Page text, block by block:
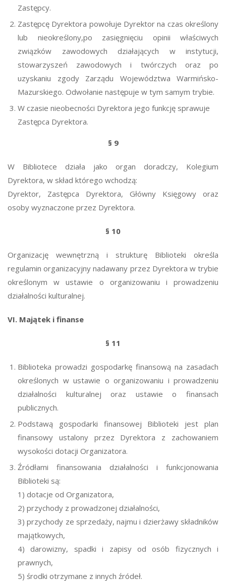
Zastępcy.
Zastępcę Dyrektora powołuje Dyrektor na czas określony
lub nieokreślony,po zasięgnięciu opinii właściwych
związków zawodowych działających w instytucji,
stowarzyszeń zawodowych i twórczych oraz po
uzyskaniu zgody Zarządu Województwa Warmińsko-
Mazurskiego. Odwołanie następuje w tym samym trybie.
W czasie nieobecności Dyrektora jego funkcję sprawuje
Zastępca Dyrektora.
§ 9
W Bibliotece działa jako organ doradczy, Kolegium
Dyrektora, w skład którego wchodzą:
Dyrektor, Zastępca Dyrektora, Główny Księgowy oraz
osoby wyznaczone przez Dyrektora.
§ 10
Organizację wewnętrzną i strukturę Biblioteki określa
regulamin organizacyjny nadawany przez Dyrektora w trybie
określonym w ustawie o organizowaniu i prowadzeniu
działalności kulturalnej.
VI. Majątek i finanse
§ 11
Biblioteka prowadzi gospodarkę finansową na zasadach
określonych w ustawie o organizowaniu i prowadzeniu
działalności kulturalnej oraz ustawie o finansach
publicznych.
Podstawą gospodarki finansowej Biblioteki jest plan
finansowy ustalony przez Dyrektora z zachowaniem
wysokości dotacji Organizatora.
Źródłami finansowania działalności i funkcjonowania
Biblioteki są:
1) dotacje od Organizatora,
2) przychody z prowadzonej działalności,
3) przychody ze sprzedaży, najmu i dzierżawy składników
majątkowych,
4) darowizny, spadki i zapisy od osób fizycznych i
prawnych,
5) środki otrzymane z innych źródeł.